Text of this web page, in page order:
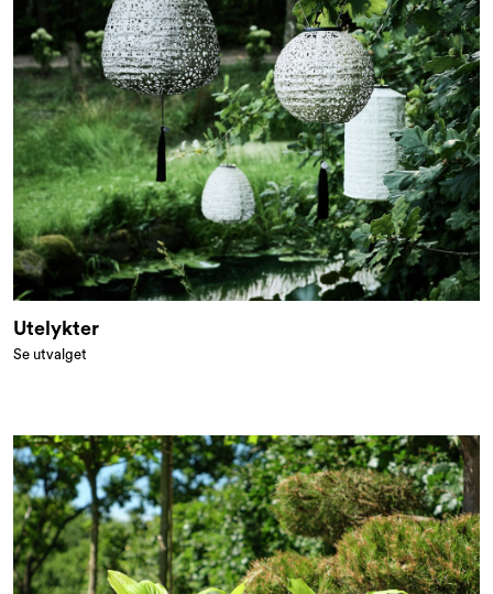
Utelykter
Se utvalget